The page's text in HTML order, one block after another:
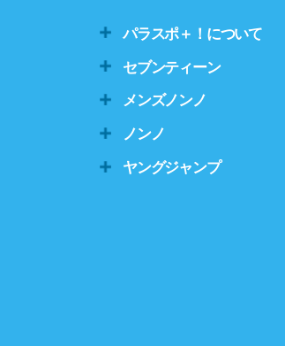
パラスポ＋！について
セブンティーン
メンズノンノ
ノンノ
ヤングジャンプ